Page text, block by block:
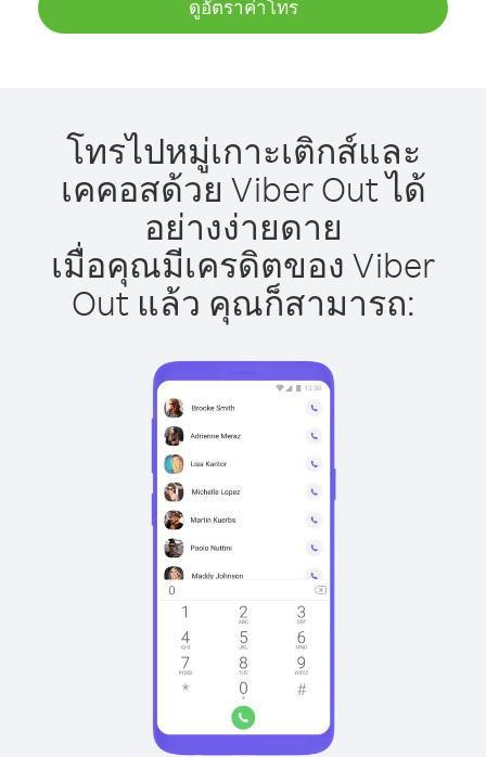
ดูอัตราค่าโทร
โทรไปหมู่เกาะเติกส์และ
เคคอสด้วย Viber Out ได้
อย่างง่ายดาย
เมื่อคุณมีเครดิตของ Viber
Out แล้ว คุณก็สามารถ: